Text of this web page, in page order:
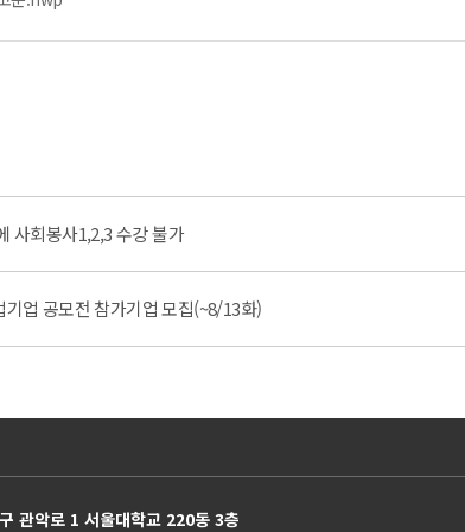
사회봉사1,2,3 수강 불가
업 공모전 참가기업 모집(~8/13화)
관악로 1 서울대학교 220동 3층